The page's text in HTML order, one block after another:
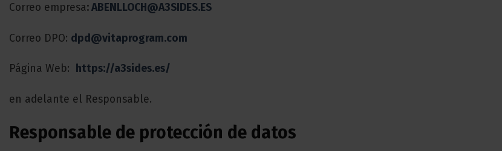
Correo empresa:ABENLLOCH@A3SIDES.ES
Correo DPO: dpd@vitaprogram.com
Página Web: https://a3sides.es/
en adelante el Responsable.
Responsable de protección de datos